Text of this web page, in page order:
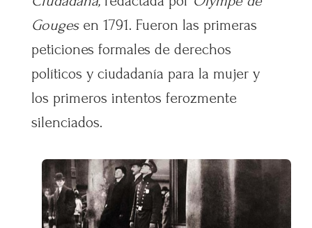
Gouges en 1791. Fueron las primeras
peticiones formales de derechos
políticos y ciudadanía para la mujer y
los primeros intentos ferozmente
silenciados.